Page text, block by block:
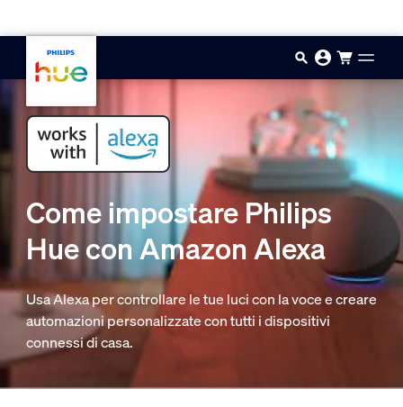
Come impostare Philips
Hue con Amazon Alexa
Usa Alexa per controllare le tue luci con la voce e creare
automazioni personalizzate con tutti i dispositivi
connessi di casa.